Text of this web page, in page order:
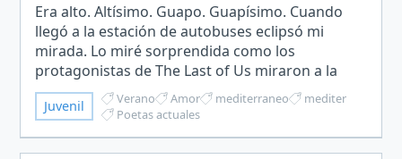
Era alto. Altísimo. Guapo. Guapísimo. Cuando
llegó a la estación de autobuses eclipsó mi
mirada. Lo miré sorprendida como los
protagonistas de The Last of Us miraron a la
jirafa que apareció en uno de los capítulos. Yo
llevaba un cartel que t…
Juvenil Verano Amor mediterraneo
mediter
Poetas actuales